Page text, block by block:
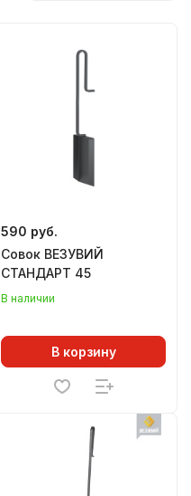
590 руб.
Совок ВЕЗУВИЙ
СТАНДАРТ 45
В наличии
В корзину